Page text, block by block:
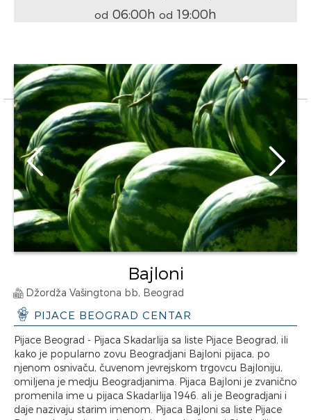
od 06:00h od 19:00h
Bajloni
Džordža Vašingtona bb, Beograd
PIJACE BEOGRAD CENTAR
Pijace Beograd - Pijaca Skadarlija sa liste Pijace Beograd, ili
kako je popularno zovu Beogradjani Bajloni pijaca, po
njenom osnivaču, čuvenom jevrejskom trgovcu Bajloniju,
omiljena je medju Beogradjanima. Pijaca Bajloni je zvanično
promenila ime u pijaca Skadarlija 1946. ali je Beogradjani i
daje nazivaju starim imenom. Pijaca Bajloni sa liste Pijace